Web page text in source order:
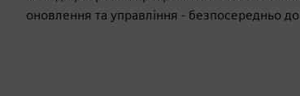
оновлення та управління - безпосередньо до